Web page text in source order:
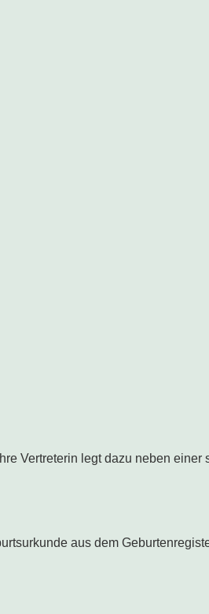
Vertreterin legt dazu neben einer
aus dem